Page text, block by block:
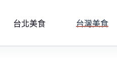
台北美食 台灣美食